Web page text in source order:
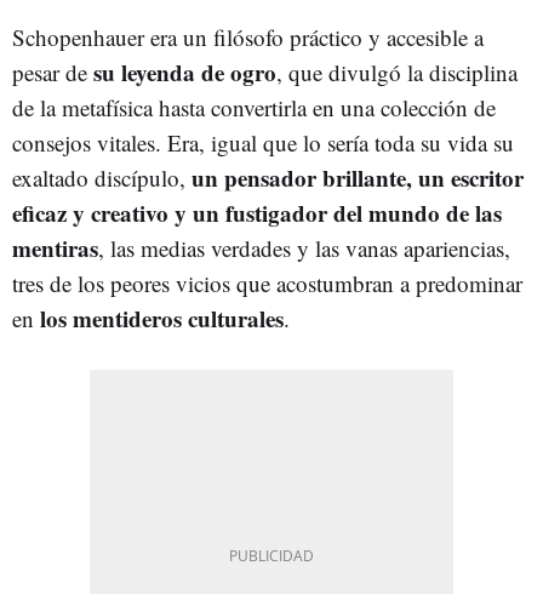
Schopenhauer era un filósofo práctico y accesible a
pesar de su leyenda de ogro, que divulgó la disciplina
de la metafísica hasta convertirla en una colección de
consejos vitales. Era, igual que lo sería toda su vida su
exaltado discípulo, un pensador brillante, un escritor
eficaz y creativo y un fustigador del mundo de las
mentiras, las medias verdades y las vanas apariencias,
tres de los peores vicios que acostumbran a predominar
en los mentideros culturales.